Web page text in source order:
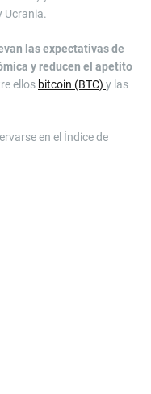
Ucrania.
las expectativas de
y reducen el apetito
ellos bitcoin (BTC) y las
en el Índice de